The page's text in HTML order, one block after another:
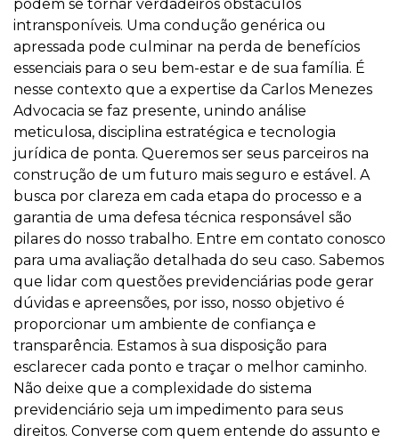
podem se tornar verdadeiros obstáculos
intransponíveis. Uma condução genérica ou
apressada pode culminar na perda de benefícios
essenciais para o seu bem-estar e de sua família. É
nesse contexto que a expertise da Carlos Menezes
Advocacia se faz presente, unindo análise
meticulosa, disciplina estratégica e tecnologia
jurídica de ponta. Queremos ser seus parceiros na
construção de um futuro mais seguro e estável. A
busca por clareza em cada etapa do processo e a
garantia de uma defesa técnica responsável são
pilares do nosso trabalho. Entre em contato conosco
para uma avaliação detalhada do seu caso. Sabemos
que lidar com questões previdenciárias pode gerar
dúvidas e apreensões, por isso, nosso objetivo é
proporcionar um ambiente de confiança e
transparência. Estamos à sua disposição para
esclarecer cada ponto e traçar o melhor caminho.
Não deixe que a complexidade do sistema
previdenciário seja um impedimento para seus
direitos. Converse com quem entende do assunto e